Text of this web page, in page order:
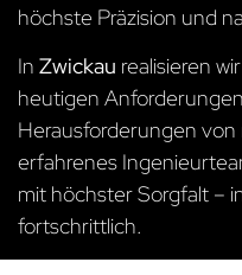
höchste Präzision und
In Zwickau realisieren
heutigen
Herausforderungen
erfahrenes
mit höchster Sorgfalt –
fortschrittlich.